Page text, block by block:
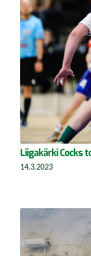
Liigakärki Cocks
14.3.2023